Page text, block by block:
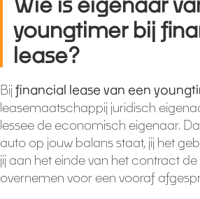
youngtimer bij
lease?
Bij financial lease van een
leasemaatschappij juridisch
lessee de economisch eigenaar.
auto op jouw balans staat, jij het
jij aan het einde van het contract
overnemen voor een vooraf